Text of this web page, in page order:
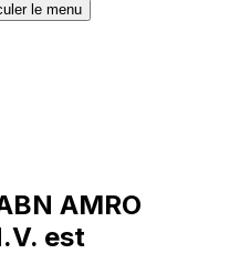
le menu
AMRO
est